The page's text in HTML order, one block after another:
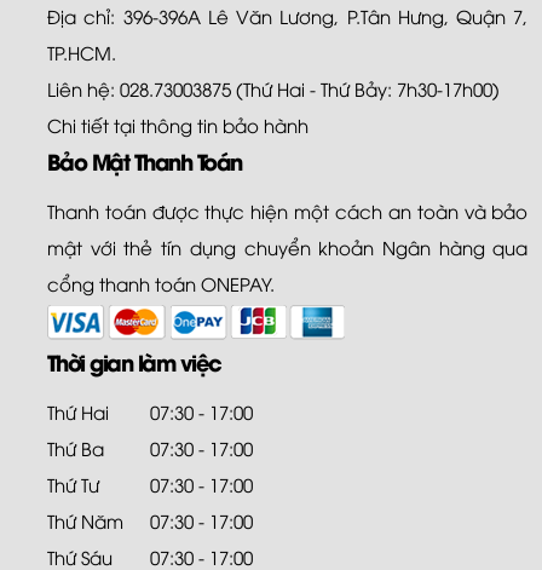
Địa chỉ: 396-396A Lê Văn Lương, P.Tân Hưng, Quận 7,
TP.HCM.
Liên hệ: 028.73003875 (Thứ Hai - Thứ Bảy: 7h30-17h00)
Chi tiết tại thông tin bảo hành
Bảo Mật Thanh Toán
Thanh toán được thực hiện một cách an toàn và bảo
mật với thẻ tín dụng chuyển khoản Ngân hàng qua
cổng thanh toán ONEPAY.
Thời gian làm việc
Thứ Hai
07:30 - 17:00
Thứ Ba
07:30 - 17:00
Thứ Tư
07:30 - 17:00
Thứ Năm
07:30 - 17:00
Thứ Sáu
07:30 - 17:00